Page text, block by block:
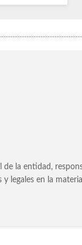
la entidad,
legales en la